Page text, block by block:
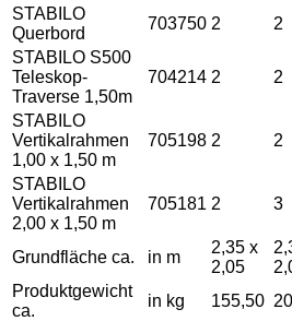
STABILO
Querbord
703750 2 2
STABILO S500
Teleskop-
Traverse 1,50m
704214 2 2
STABILO
Vertikalrahmen
1,00 x 1,50 m
705198 2 2
STABILO
Vertikalrahmen
2,00 x 1,50 m
705181 2 3
Grundfläche ca. in m
2,35 x
2,05
Produktgewicht
ca.
in kg 155,50